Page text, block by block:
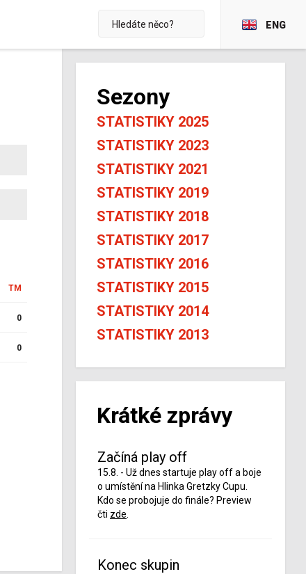
ENG
TM
0
0
Sezony
STATISTIKY 2025
STATISTIKY 2023
STATISTIKY 2021
STATISTIKY 2019
STATISTIKY 2018
STATISTIKY 2017
STATISTIKY 2016
STATISTIKY 2015
STATISTIKY 2014
STATISTIKY 2013
Krátké zprávy
Začíná play off
15.8. - Už dnes startuje play off a boje
o umístění na Hlinka Gretzky Cupu.
Kdo se probojuje do finále? Preview
čti zde
Konec skupin